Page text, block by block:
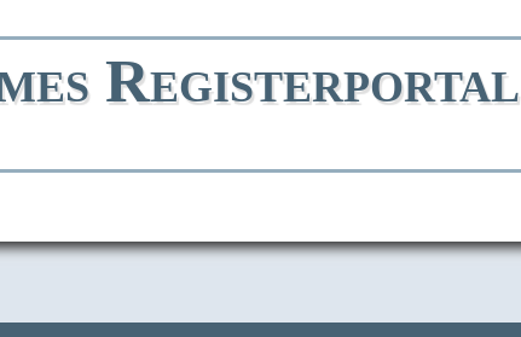
Registerportal
Direkt
Direkt
Direkt
Direkt